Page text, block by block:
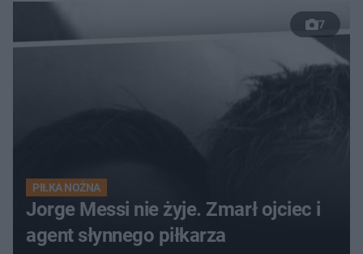
7
PIŁKA NOŻNA
Jorge Messi nie żyje. Zmarł ojciec i
agent słynnego piłkarza